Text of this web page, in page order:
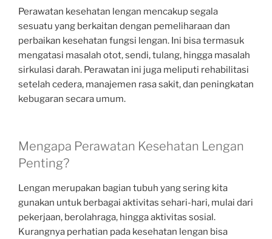
Perawatan kesehatan lengan mencakup segala
sesuatu yang berkaitan dengan pemeliharaan dan
perbaikan kesehatan fungsi lengan. Ini bisa termasuk
mengatasi masalah otot, sendi, tulang, hingga masalah
sirkulasi darah. Perawatan ini juga meliputi rehabilitasi
setelah cedera, manajemen rasa sakit, dan peningkatan
kebugaran secara umum.
Mengapa Perawatan Kesehatan Lengan
Penting?
Lengan merupakan bagian tubuh yang sering kita
gunakan untuk berbagai aktivitas sehari-hari, mulai dari
pekerjaan, berolahraga, hingga aktivitas sosial.
Kurangnya perhatian pada kesehatan lengan bisa